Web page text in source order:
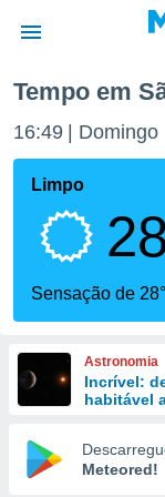
da
foi
fornecidas
a este
das
e
forma
digital
Tempo em
16:49 Domingo
Limpo
Sensação de 28°
Astronomia
Incrível:
habitável
Meteored!